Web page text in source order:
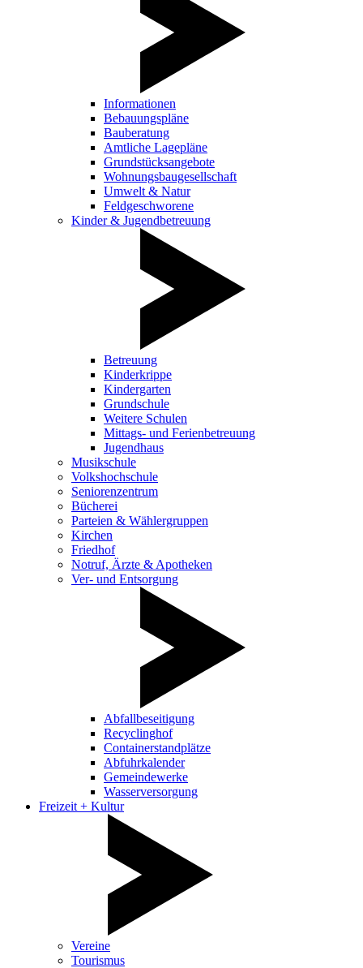
Informationen
Bebauungspläne
Bauberatung
Amtliche Lagepläne
Grundstücksangebote
Wohnungsbaugesellschaft
Umwelt & Natur
Feldgeschworene
Kinder & Jugendbetreuung
Betreuung
Kinderkrippe
Kindergarten
Grundschule
Weitere Schulen
Mittags- und Ferienbetreuung
Jugendhaus
Musikschule
Volkshochschule
Seniorenzentrum
Bücherei
Parteien & Wählergruppen
Kirchen
Friedhof
Notruf, Ärzte & Apotheken
Ver- und Entsorgung
Abfallbeseitigung
Recyclinghof
Containerstandplätze
Abfuhrkalender
Gemeindewerke
Wasserversorgung
Freizeit + Kultur
Vereine
Tourismus